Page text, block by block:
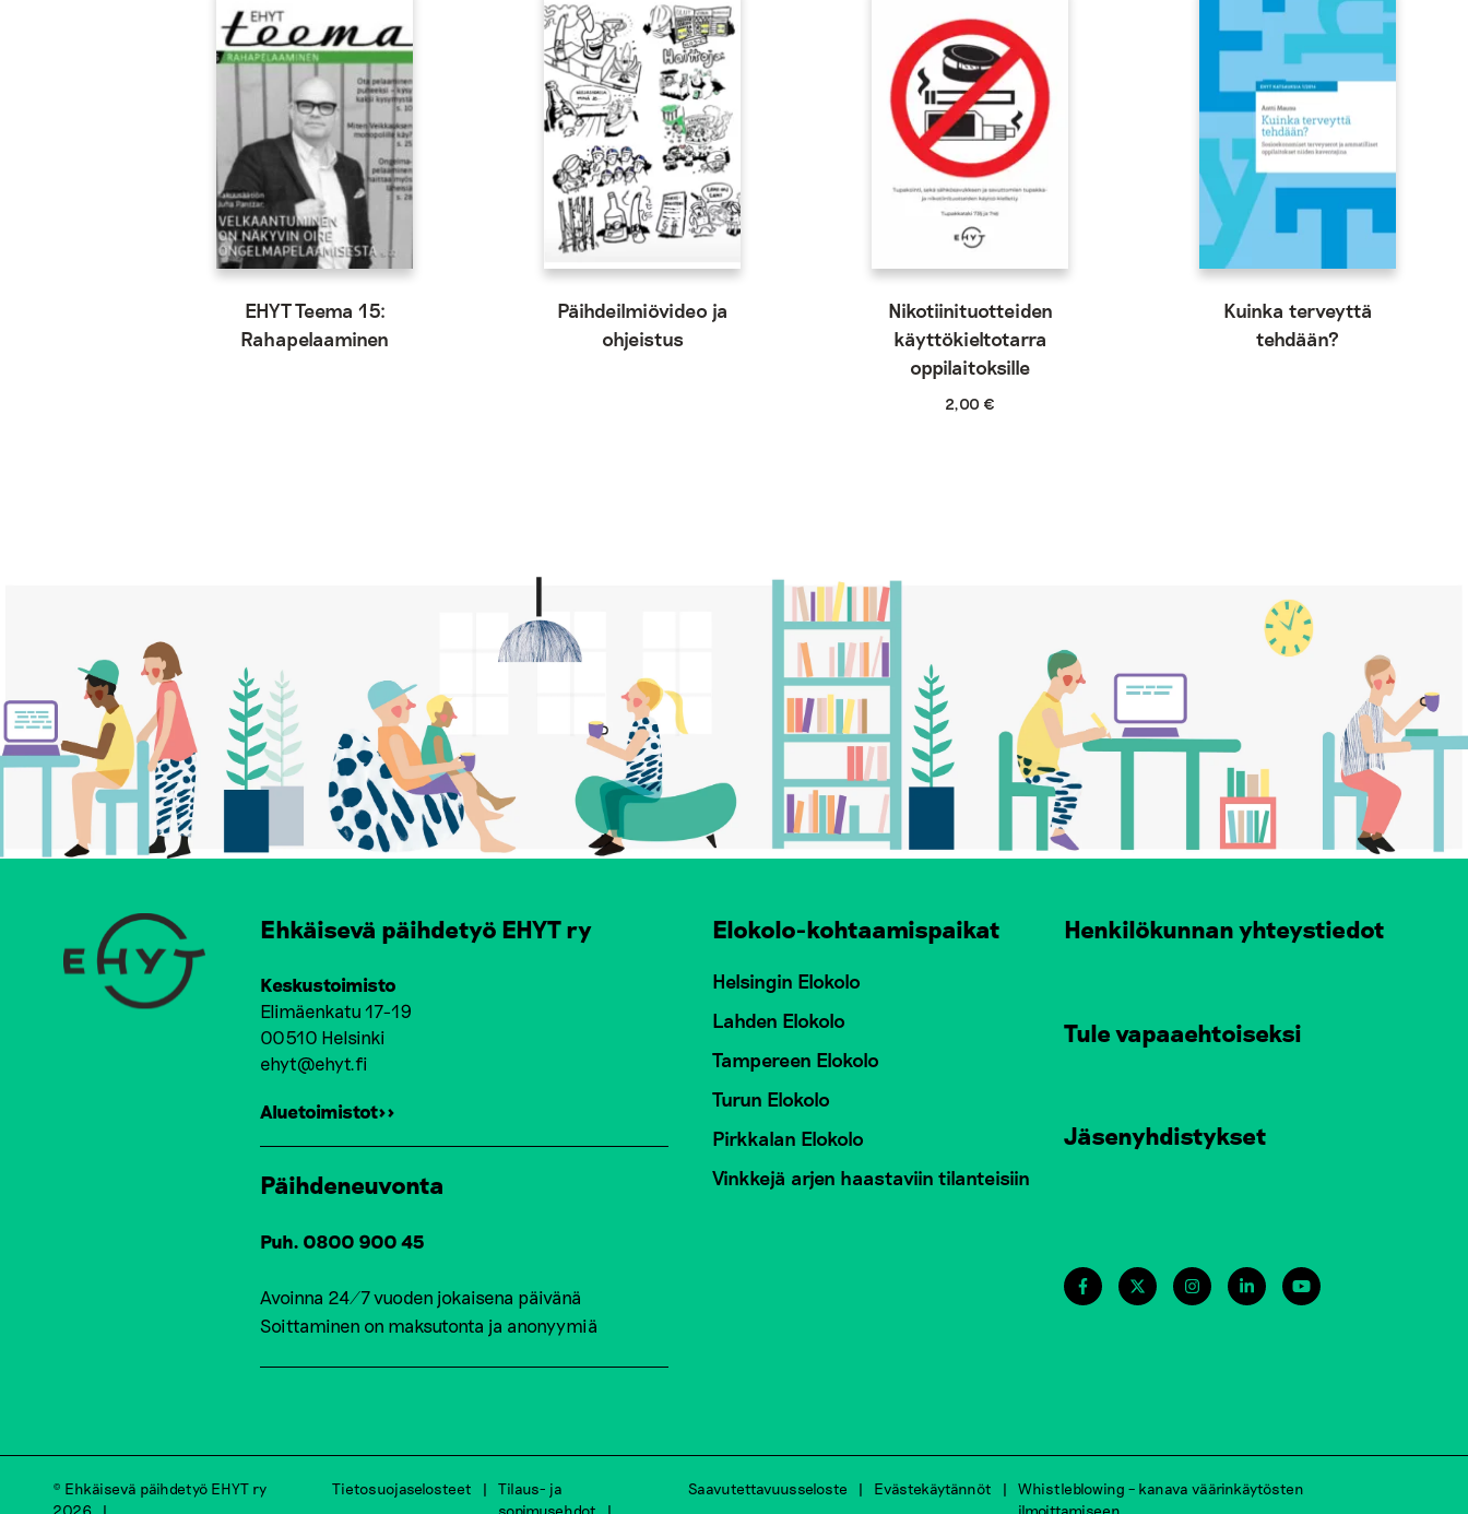
EHYT Teema 15:
Rahapelaaminen
Päihdeilmiövideo ja
ohjeistus
Nikotiinituotteiden
käyttökieltotarra
oppilaitoksille
2,00 €
Kuinka terveyttä
tehdään?
Ehkäisevä päihdetyö EHYT ry
Keskustoimisto
Elimäenkatu 17-19
00510 Helsinki
ehyt@ehyt.fi
Aluetoimistot>>
Päihdeneuvonta
Puh. 0800 900 45
Avoinna 24/7 vuoden jokaisena päivänä
Soittaminen on maksutonta ja anonyymiä
Elokolo-kohtaamispaikat
Helsingin Elokolo
Lahden Elokolo
Tampereen Elokolo
Turun Elokolo
Pirkkalan Elokolo
Vinkkejä arjen haastaviin tilanteisiin
Henkilökunnan yhteystiedot
Tule vapaaehtoiseksi
Jäsenyhdistykset
© Ehkäisevä päihdetyö EHYT ry
Tietosuojaselosteet
Tilaus- ja
Saavutettavuusseloste Evästekäytännöt
Whistleblowing – kanava väärinkäytösten